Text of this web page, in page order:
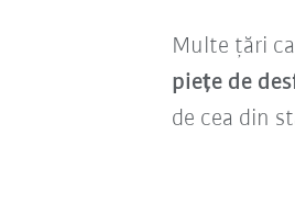
Multe țări
piețe de
de cea din